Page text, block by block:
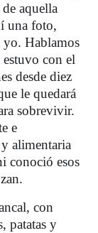
aquella
una foto,
yo. Hablamos
con el
desde diez
le quedará
sobrevivir.
e
alimentaria
conoció esos
con
patatas y